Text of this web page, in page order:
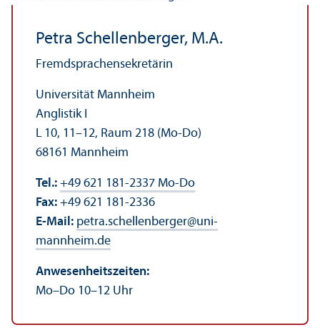
Petra Schellenberger, M.A.
Fremdsprach­ensekretärin
Universität Mannheim
Anglistik I
L 10, 11–12, Raum 218 (Mo-Do)
68161 Mannheim
Tel.: +49 621 181-2337 Mo-Do
Fax: +49 621 181-2336
E-Mail: petra.schellenberger@uni-
mannheim.de
Anwesenheits­zeiten:
Mo–Do 10–12 Uhr